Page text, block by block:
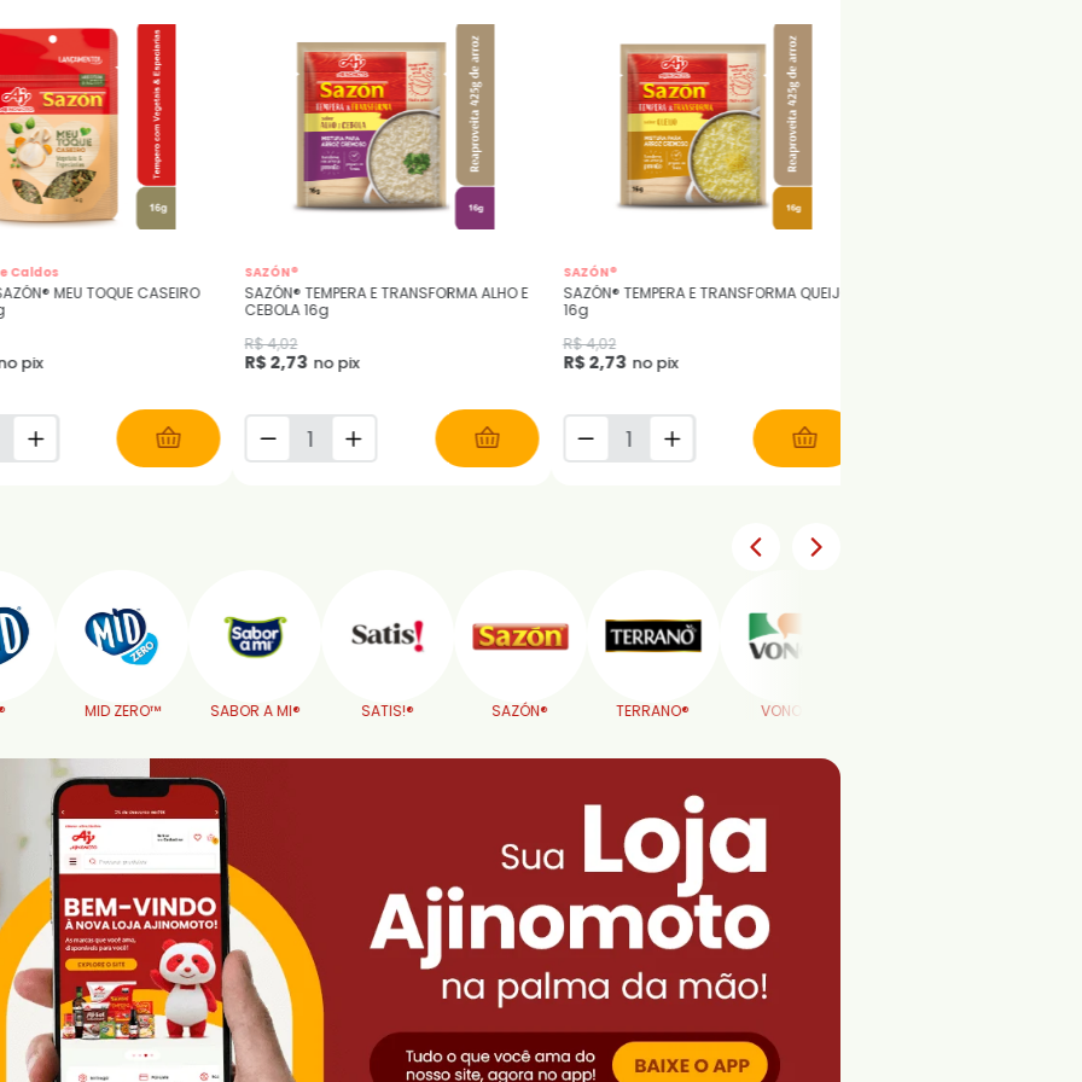
E TRANSFORMA ALHO E
SAZÓN®
SAZÓN® TEMPERA E TRANSFORMA QUEIJO
R$ 4,02
R$ 2,73no pix
SAZÓN®
SAZÓN® TEMPERA E TRANSFORMA TOMATE
R$ 4,02
R$ 2,73no pix
SABOR A MI® SATIS!® SAZÓN® TERRANO® VONO® FOOD SERVICE®